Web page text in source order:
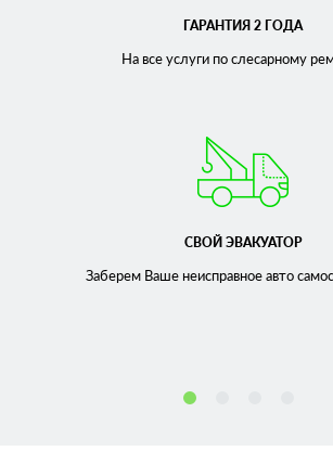
ГАРАНТИЯ 2 ГОДА
На все услуги по слесарному
СВОЙ ЭВАКУАТОР
Заберем Ваше неисправноеавто